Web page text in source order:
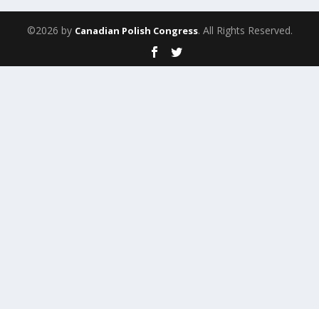
©2026 by Canadian Polish Congress. All Rights Reserved.